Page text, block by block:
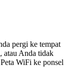
pergi ke tempat
atau Anda tidak
WiFi ke ponsel